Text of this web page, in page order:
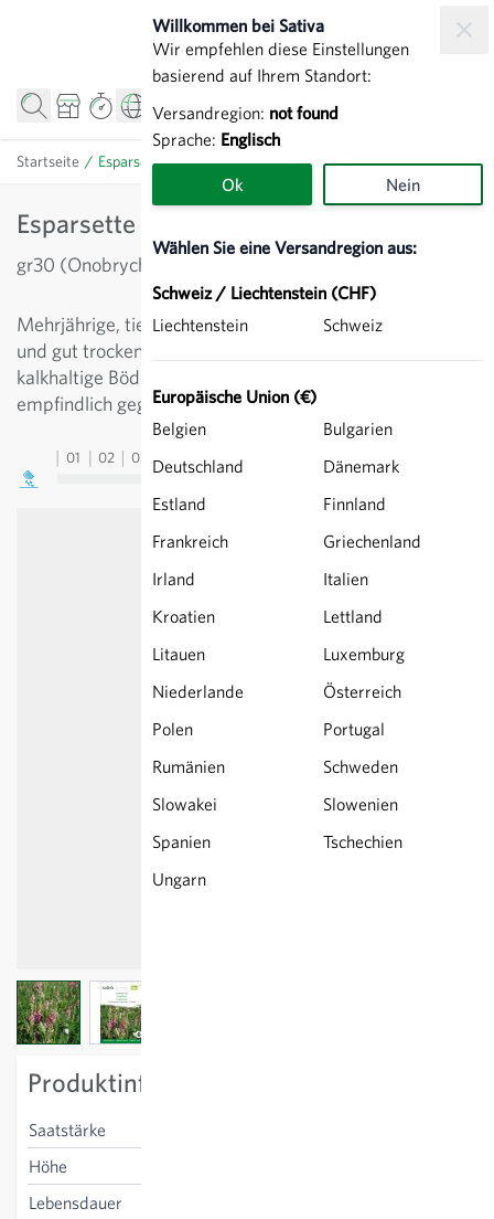
Willkommen bei Sativa
Wir empfehlen diese Einstellungen
basierend auf Ihrem Standort:
Versandregion: not found
Sprache: Englisch
Ok Nein
Wählen Sie eine Versandregion aus:
Schweiz / Liechtenstein (CHF)
Liechtenstein
Schweiz
Europäische Union (€)
Belgien
Bulgarien
Deutschland
Dänemark
Estland
Finnland
Frankreich
Griechenland
Irland
Italien
Kroatien
Lettland
Litauen
Luxemburg
Niederlande
Österreich
Polen
Portugal
Rumänien
Schweden
Slowakei
Slowenien
Spanien
Tschechien
Ungarn
Startseite / Esparsette - Gründüngung
Esparsette - Gründüngung
gr30 (Onobrychis viciifolia)
Mehrjährige, tiefwurzelnde Leguminose, anspruchslos
und gut trockenheitsverträglich. Geeignet für magere,
kalkhaltige Böden. Verbessert die Bodenstruktur und ist
empfindlich gegen Staunässe.
01 02 03 05 06 09
View larger imageView larger image
Produktinformation
Saatstärke
Höhe
Lebensdauer